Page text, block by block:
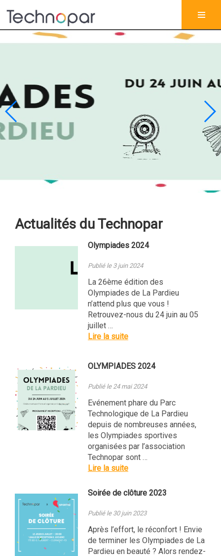
Actualités du Technopar
Olympiades 2024
Publié le 3 juin 2024
La 26ème édition des
Olympiades de La Pardieu
n’attend plus que vous !
Retrouvez-nous du 24 juin au 05
juillet …
Lire la suite
OLYMPIADES 2024
Publié le 24 mai 2024
Evénement phare du Parc
Technologique de La Pardieu
depuis de nombreuses années,
les Olympiades sportives
organisées par l’association
Technopar sont …
Lire la suite
Soirée de clôture 2023
Publié le 30 juin 2023
Après l’effort, le réconfort ! Envie
de terminer les Olympiades de La
Pardieu en beauté ? Alors rendez-